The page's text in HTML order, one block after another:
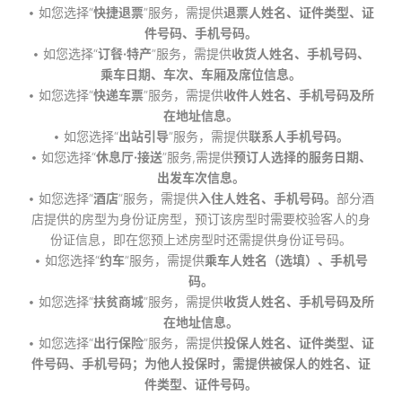
• 如您选择“快捷退票”服务，需提供退票人姓名、证件类型、证
件号码、手机号码。
• 如您选择“订餐·特产”服务，需提供收货人姓名、手机号码、
乘车日期、车次、车厢及席位信息。
• 如您选择“快递车票”服务，需提供收件人姓名、手机号码及所
在地址信息。
• 如您选择“出站引导”服务，需提供联系人手机号码。
• 如您选择“休息厅·接送”服务,需提供预订人选择的服务日期、
出发车次信息。
• 如您选择“酒店”服务，需提供入住人姓名、手机号码。 部分酒
店提供的房型为身份证房型，预订该房型时需要校验客人的身
份证信息，即在您预上述房型时还需提供身份证号码。
• 如您选择“约车”服务，需提供乘车人姓名（选填）、手机号
码。
• 如您选择“扶贫商城”服务，需提供收货人姓名、手机号码及所
在地址信息。
• 如您选择“出行保险”服务，需提供投保人姓名、证件类型、证
件号码、手机号码；为他人投保时，需提供被保人的姓名、证
件类型、证件号码。